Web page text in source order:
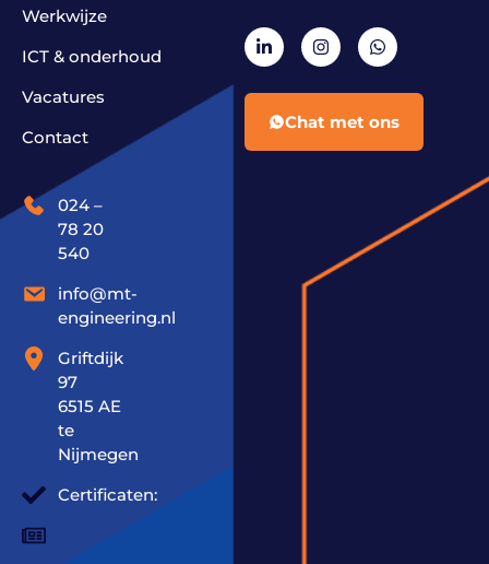
Chat met ons
Werkwijze
ICT & onderhoud
Vacatures
Contact
024 –
78 20
540
info@mt-
engineering.nl
Griftdijk
97
6515 AE
te
Nijmegen
Certificaten: